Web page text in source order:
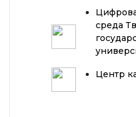
среда
Центр